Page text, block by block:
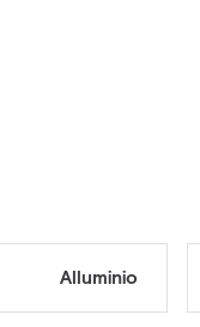
Alluminio